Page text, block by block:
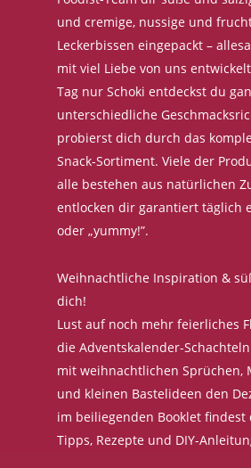
und cremige, nussige und
Leckerbissen eingepackt –
mit viel Liebe von uns
Tag nur Schoki entdeckst du
unterschiedliche
probierst dich durch das
Snack-Sortiment. Viele der
alle bestehen aus natürlichen
entlocken dir garantiert täglich
oder „yummy!”.
Weihnachtliche Inspiration &
dich!
Lust auf noch mehr feierliches
die Adventskalender-
mit weihnachtlichen Sprüchen,
und kleinen Bastelideen den
im beiliegenden Booklet findest
Tipps, Rezepte und DIY-